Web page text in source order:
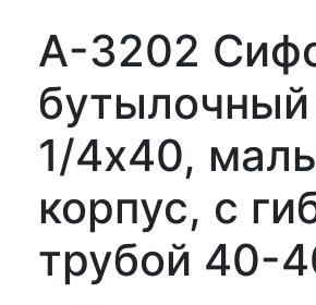
А-3202
бутылочный
1/4x40,
корпус, с
трубой 40-